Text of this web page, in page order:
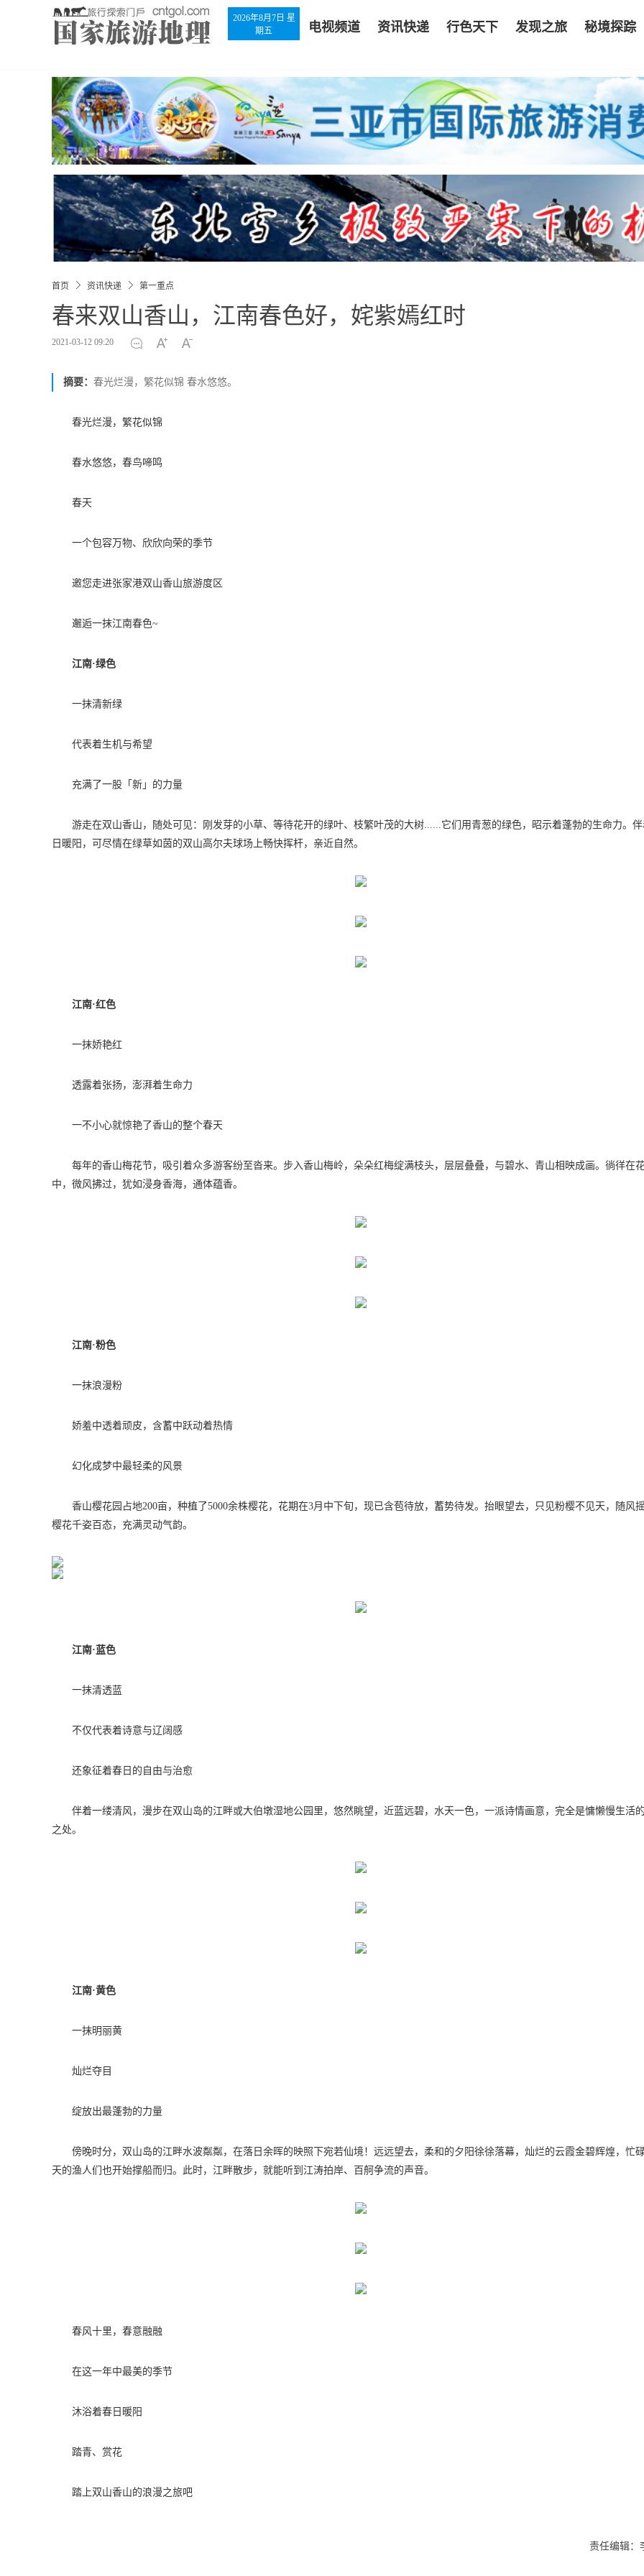
2026年8月7日 星
期五
电视频道 资讯快递 行色天下 发现之旅 秘境探踪
首页 资讯快递 第一重点
春来双山香山，江南春色好，姹紫嫣红时
2021-03-12 09:20
摘要： 春光烂漫，繁花似锦 春水悠悠。
春光烂漫，繁花似锦
春水悠悠，春鸟啼鸣
春天
一个包容万物、欣欣向荣的季节
邀您走进张家港双山香山旅游度区
邂逅一抹江南春色~
江南·绿色
一抹清新绿
代表着生机与希望
充满了一股「新」的力量
游走在双山香山，随处可见：刚发芽的小草、等待花开的绿叶、枝繁叶茂的大树......它们用青葱的绿色，昭示着蓬勃的生命力。
日暖阳，可尽情在绿草如茵的双山高尔夫球场上畅快挥杆，亲近自然。
江南·红色
一抹娇艳红
透露着张扬，澎湃着生命力
一不小心就惊艳了香山的整个春天
每年的香山梅花节，吸引着众多游客纷至沓来。步入香山梅岭，朵朵红梅绽满枝头，层层叠叠，与碧水、青山相映成画。徜徉在
中，微风拂过，犹如浸身香海，通体蕴香。
江南·粉色
一抹浪漫粉
娇羞中透着顽皮，含蓄中跃动着热情
幻化成梦中最轻柔的风景
香山樱花园占地200亩，种植了5000余株樱花，花期在3月中下旬，现已含苞待放，蓄势待发。抬眼望去，只见粉樱不见天，随风
樱花千姿百态，充满灵动气韵。
江南·蓝色
一抹清透蓝
不仅代表着诗意与辽阔感
还象征着春日的自由与治愈
伴着一缕清风，漫步在双山岛的江畔或大伯墩湿地公园里，悠然眺望，近蓝远碧，水天一色，一派诗情画意，完全是慵懒慢生活
之处。
江南·黄色
一抹明丽黄
灿烂夺目
绽放出最蓬勃的力量
傍晚时分，双山岛的江畔水波粼粼，在落日余晖的映照下宛若仙境！远远望去，柔和的夕阳徐徐落幕，灿烂的云霞金碧辉煌，忙
天的渔人们也开始撑船而归。此时，江畔散步，就能听到江涛拍岸、百舸争流的声音。
春风十里，春意融融
在这一年中最美的季节
沐浴着春日暖阳
踏青、赏花
踏上双山香山的浪漫之旅吧
责任编辑：